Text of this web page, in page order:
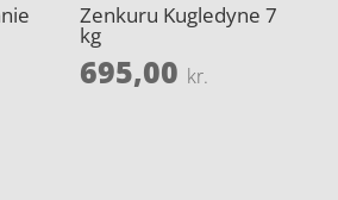
Zenkuru Kugledyne 7
kg
695,00 kr.